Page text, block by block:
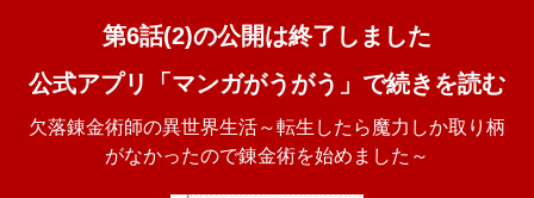
第6話(2)の公開は終了しました
公式アプリ「マンガがうがう」で続きを読む
欠落錬金術師の異世界生活～転生したら魔力しか取り柄
がなかったので錬金術を始めました～